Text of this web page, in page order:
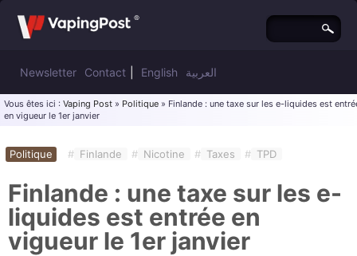
Newsletter Contact English العربية
Vous êtes ici : Vaping Post » Politique » Finlande : une taxe sur les e-liquides est
en vigueur le 1er janvier
Politique # Finlande # Nicotine # Taxes # TPD
Finlande : une taxe sur les e-
liquides est entrée en
vigueur le 1er janvier